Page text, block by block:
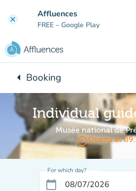
clear Affluences
FREE – Google Play
arrow_leftBack to:
Booking
Individual
Musée national de
access_timeOpens at
For which day?
calendar_today